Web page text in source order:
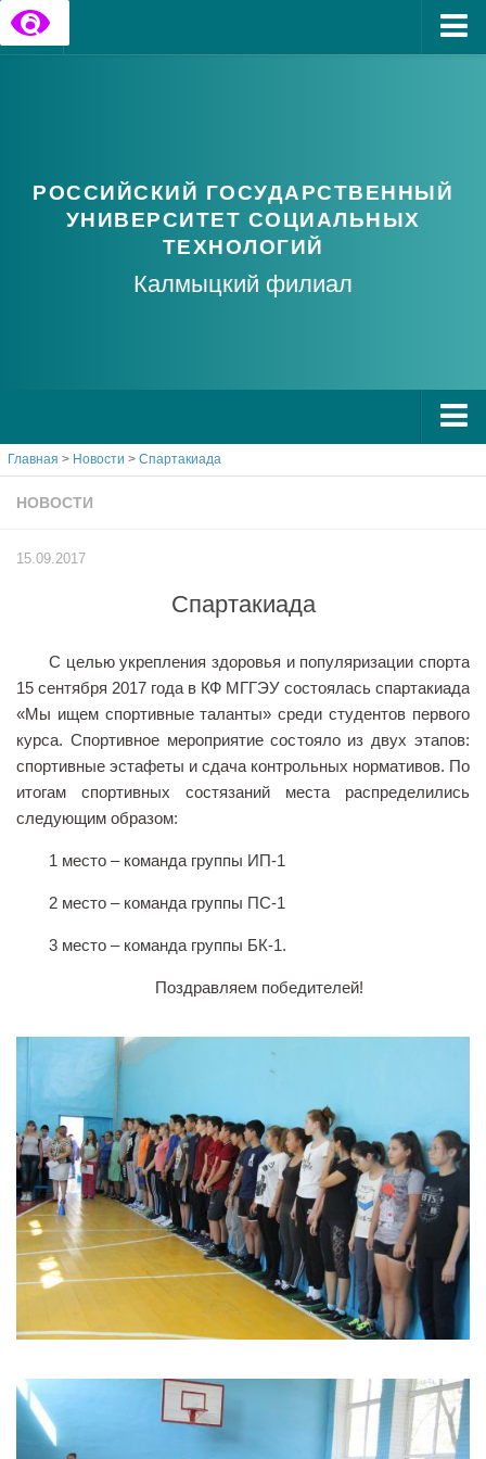
Часто задаваемые вопросы
РОССИЙСКИЙ ГОСУДАРСТВЕННЫЙ
УНИВЕРСИТЕТ СОЦИАЛЬНЫХ
ТЕХНОЛОГИЙ
Калмыцкий филиал
О РГУ СоцТех
Учёный совет
Контакты РГУ СоцТех
Абитуриенту
Рейтинговые списки
Рекомендованные к зачислению
Приказы о зачислении
Личный кабинет
Расписание учебных занятий студентов на 2-ое
Студенческий совет
Студенческое научное общество
Социальная поддержка студентов
Центр содействия трудоустройству выпускников
График учебного процесса
Электронное обучение и дистанционные
образовательные технологии
Демонстрационный экзамен
Памятка обучающимся
КФ РГУ СоцТех
Главная > Новости > Спартакиада
НОВОСТИ
15.09.2017
Спартакиада
С целью укрепления здоровья и популяризации спорта
15 сентября 2017 года в КФ МГГЭУ состоялась спартакиада
«Мы ищем спортивные таланты» среди студентов первого
курса. Спортивное мероприятие состояло из двух этапов:
спортивные эстафеты и сдача контрольных нормативов. По
итогам спортивных состязаний места распределились
следующим образом:
1 место – команда группы ИП-1
2 место – команда группы ПС-1
3 место – команда группы БК-1.
Поздравляем победителей!